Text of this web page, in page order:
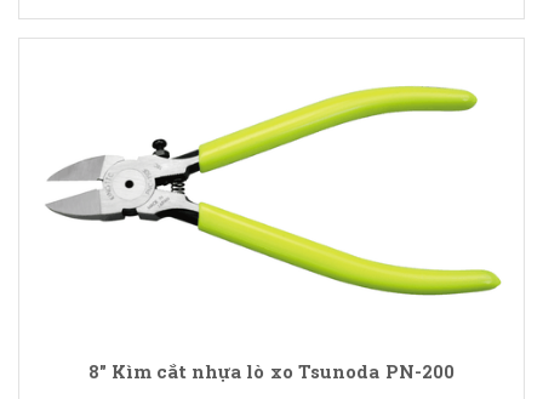
8" Kìm cắt nhựa lò xo Tsunoda PN-200